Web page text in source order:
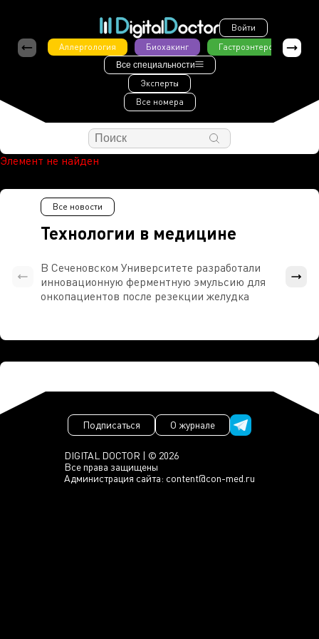
Войти
Аллергология
Биохакинг Гастроэнтерология
Все специальности
Эксперты
Все номера
Элемент не найден
Технологии в медицине
Все новости
В Сеченовском Университете разработали
инновационную ферментную эмульсию для
онкопациентов после резекции желудка
DIGITAL DOCTOR | © 2026
Все права защищены
Администрация сайта: content@con-med.ru
Подписаться О журнале